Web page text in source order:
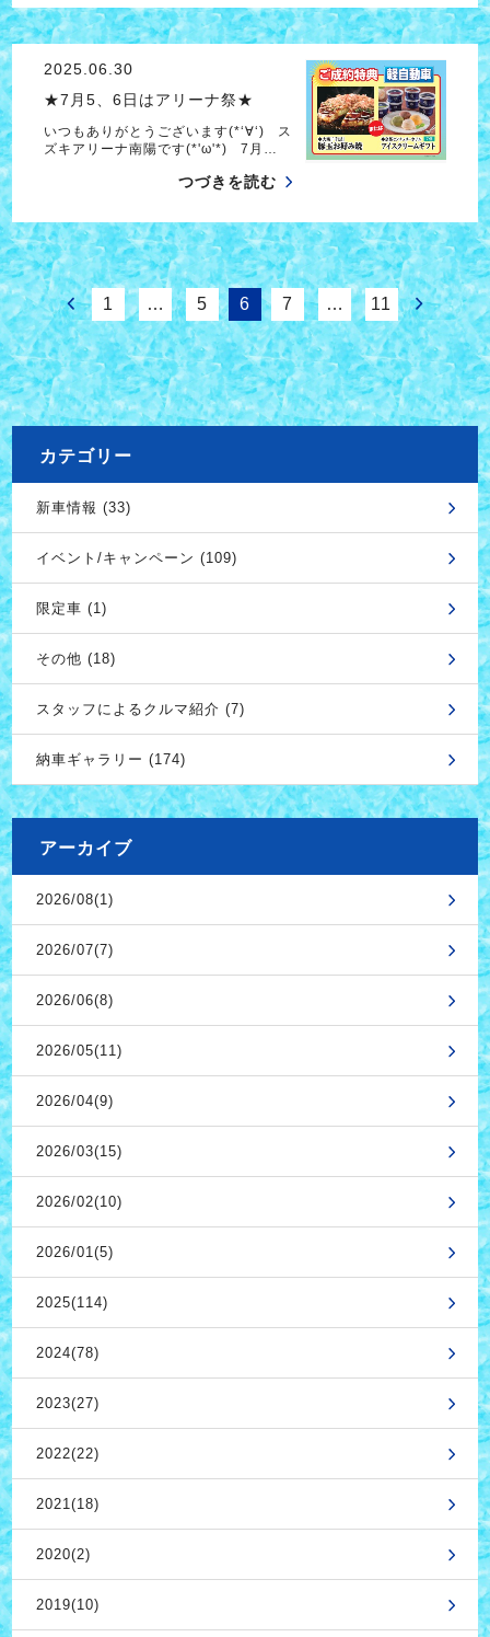
2025.06.30
★7月5、6日はアリーナ祭★
いつもありがとうございます(*‘∀‘) ス
ズキアリーナ南陽です(*'ω'*) 7月…
つづきを読む
1 … 5 6 7 … 11
カテゴリー
新車情報 (33)
イベント/キャンペーン (109)
限定車 (1)
その他 (18)
スタッフによるクルマ紹介 (7)
納車ギャラリー (174)
アーカイブ
2026/08(1)
2026/07(7)
2026/06(8)
2026/05(11)
2026/04(9)
2026/03(15)
2026/02(10)
2026/01(5)
2025(114)
2024(78)
2023(27)
2022(22)
2021(18)
2020(2)
2019(10)